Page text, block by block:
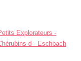
Explorateurs -
d - Eschbach